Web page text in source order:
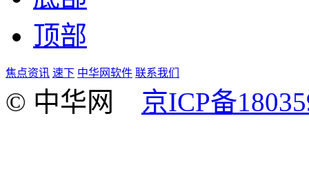
顶部
焦点资讯 速下 中华网软件 联系我们
© 中华网 京ICP备